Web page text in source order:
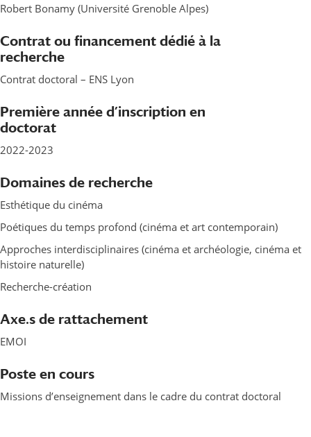
Robert Bonamy (Université Grenoble Alpes)
Contrat ou financement dédié à la
recherche
Contrat doctoral – ENS Lyon
Première année d’inscription en
doctorat
2022-2023
Domaines de recherche
Esthétique du cinéma
Poétiques du temps profond (cinéma et art contemporain)
Approches interdisciplinaires (cinéma et archéologie, cinéma et
histoire naturelle)
Recherche-création
Axe.s de rattachement
EMOI
Poste en cours
Missions d’enseignement dans le cadre du contrat doctoral